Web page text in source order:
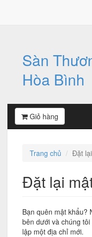
Sàn
Hòa Bình
Giỏ hàng
Trang chủ Đặt
Đặt lại
Bạn quên mật khẩu?
bên dưới và chúng
lập một địa chỉ mới.